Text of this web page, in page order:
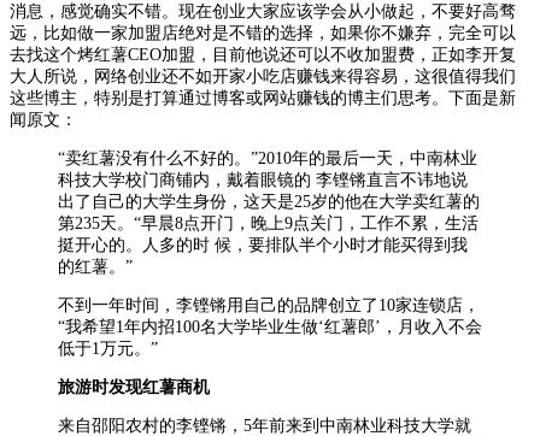
消息，感觉确实不错。现在创业大家应该学会从小做起，不要好高骛
远，比如做一家加盟店绝对是不错的选择，如果你不嫌弃，完全可以
去找这个烤红薯CEO加盟，目前他说还可以不收加盟费，正如李开复
大人所说，网络创业还不如开家小吃店赚钱来得容易，这很值得我们
这些博主，特别是打算通过博客或网站赚钱的博主们思考。下面是新
闻原文：
“卖红薯没有什么不好的。”2010年的最后一天，中南林业
科技大学校门商铺内，戴着眼镜的 李铿锵直言不讳地说
出了自己的大学生身份，这天是25岁的他在大学卖红薯的
第235天。 “早晨8点开门，晚上9点关门，工作不累，生活
挺开心的。人多的时 候，要排队半个小时才能买得到我
的红薯。”
不到一年时间，李铿锵用自己的品牌创立了10家连锁店，
“我希望1年内招100名大学毕业生做‘红薯郎’，月收入不会
低于1万元。”
旅游时发现红薯商机
来自邵阳农村的李铿锵，5年前来到中南林业科技大学就